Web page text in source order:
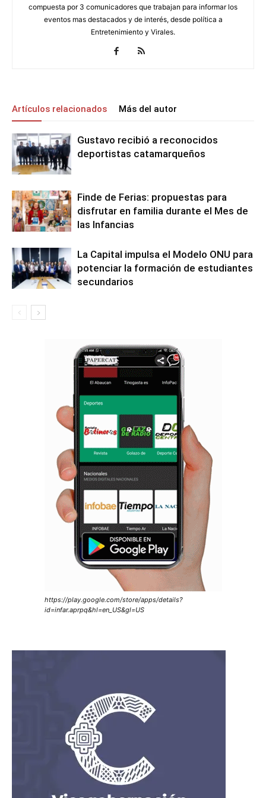
compuesta por 3 comunicadores que trabajan para informar los
eventos mas destacados y de interés, desde política a
Entretenimiento y Virales.
Artículos relacionados Más del autor
Gustavo recibió a reconocidos
deportistas catamarqueños
Finde de Ferias: propuestas para
disfrutar en familia durante el Mes de
las Infancias
La Capital impulsa el Modelo ONU para
potenciar la formación de estudiantes
secundarios
https://play.google.com/store/apps/details?
id=infar.aprpq&hl=en_US&gl=US